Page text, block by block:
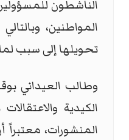
الناشطون
المواطنين،
تحويلها إلى سبب
وطالب العيداني
الكيدية
المنشورات،